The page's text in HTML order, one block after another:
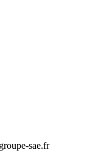
sae.fr